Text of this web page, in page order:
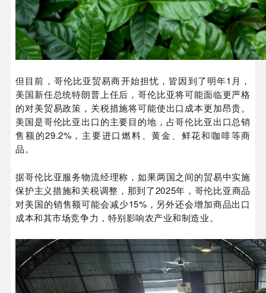
但目前，哥伦比亚贸易商开始担忧，皆因到了明年1月，
美国新任总统特朗普上任后，哥伦比亚将可能面临更严格
的对美贸易政策，关税措施将可能使出口成本更加昂贵。
美国是哥伦比亚出口的主要目的地，占哥伦比亚出口总销
售额的29.2%，主要进口燃料、黄金、鲜花和咖啡等商
品。
据哥伦比亚服务物流经理称，如果两国之间的贸易中实施
保护主义措施和关税调整，那到了2025年，哥伦比亚商品
对美国的销售额可能会减少15%，另外还会增加商品出口
成本和其市场竞争力，特别影响农产业和制造业。